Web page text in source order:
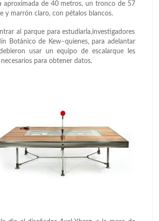
aproximada de 40 metros, un tronco de 57
y marrón claro, con pétalos blancos.
al parque para estudiarla,investigadores
Botánico de Kew−quienes, para adelantar
usar un equipo de escalarque les
para obtener datos.